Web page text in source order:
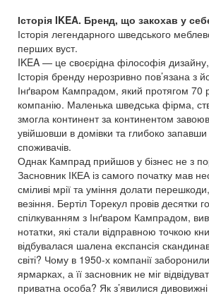
Історія IKEA. Бренд, що закохав у
Історія легендарного шведського
перших вуст.
IKEA — це своєрідна філософія
Історія бренду нерозривно пов’язана з
Інґваром Кампрадом, який протягом 70
компанію. Маленька шведська фірма,
змогла континент за континентом
увійшовши в домівки та глибоко
споживачів.
Однак Кампрад прийшов у бізнес не з
Засновник ІКЕА із самого початку мав
сміливі мрії та уміння долати
везіння. Бертіл Торекул провів десятки
спілкуванням з Інґваром Кампрадом,
нотатки, які стали відправною точкою
відбувалася шалена експансія
світі? Чому в 1950-х компанії
ярмарках, а її засновник не міг
приватна особа? Як з’явилися